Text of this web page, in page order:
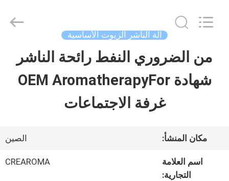
منزل،
بيت
أشرطة
Online
Reserved.
آلة الناشر الزيوت الأساسية
من الضروري النفط رائحة الناشر
شهادة OEM AromatherapyFor
غرفة الاجتماعات
مكان المنشأ: الصين
اسم العلامة
التجارية:
CREAROMA